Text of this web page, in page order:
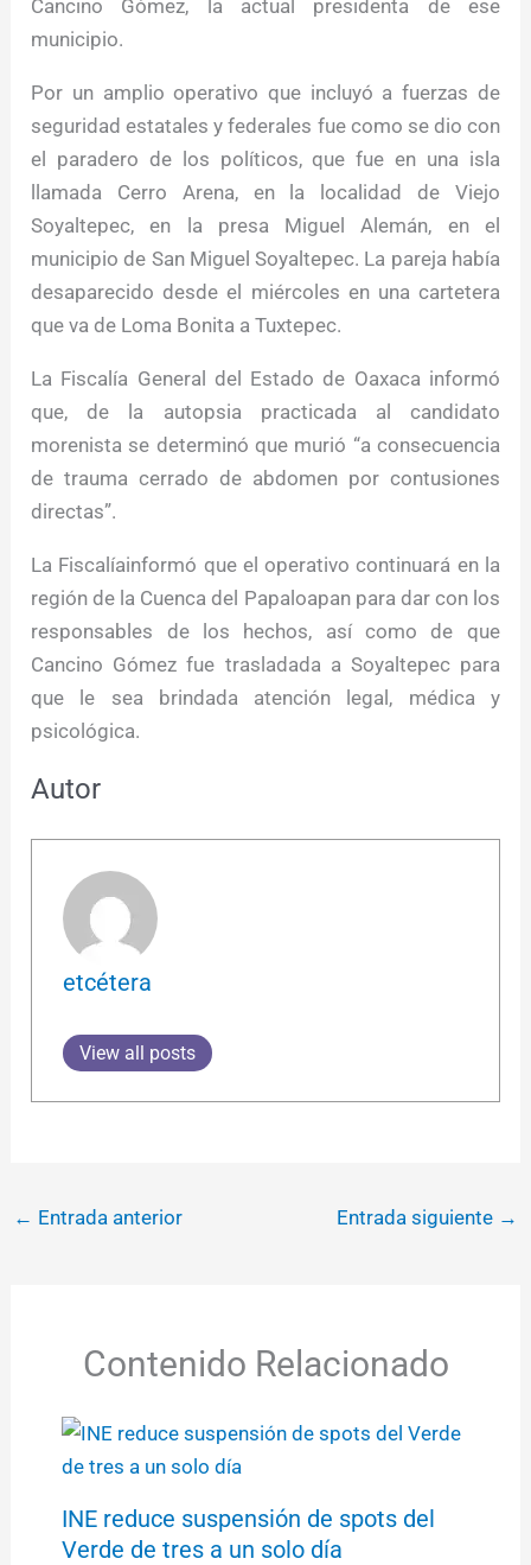
Cancino Gómez, la actual presidenta de ese
municipio.
Por un amplio operativo que incluyó a fuerzas de
seguridad estatales y federales fue como se dio con
el paradero de los políticos, que fue en una isla
llamada Cerro Arena, en la localidad de Viejo
Soyaltepec, en la presa Miguel Alemán, en el
municipio de San Miguel Soyaltepec. La pareja había
desaparecido desde el miércoles en una cartetera
que va de Loma Bonita a Tuxtepec.
La Fiscalía General del Estado de Oaxaca informó
que, de la autopsia practicada al candidato
morenista se determinó que murió “a consecuencia
de trauma cerrado de abdomen por contusiones
directas”.
La Fiscalíainformó que el operativo continuará en la
región de la Cuenca del Papaloapan para dar con los
responsables de los hechos, así como de que
Cancino Gómez fue trasladada a Soyaltepec para
que le sea brindada atención legal, médica y
psicológica.
Autor
etcétera
View all posts
← Entrada anterior Entrada siguiente →
Contenido Relacionado
INE reduce suspensión de spots del
Verde de tres a un solo día